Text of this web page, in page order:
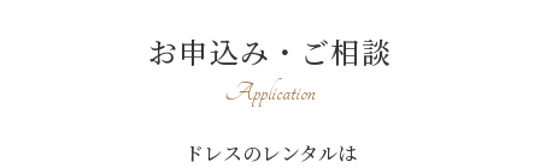
お申込み・ご相談
Application
ドレスのレンタルは